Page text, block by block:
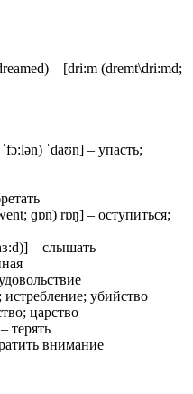
– [dri:m (dremt\dri:md;
ˈdaʊn] – упасть;
ɡɒn) rɒŋ] – оступиться;
– слышать
убийство
царство
терять
внимание